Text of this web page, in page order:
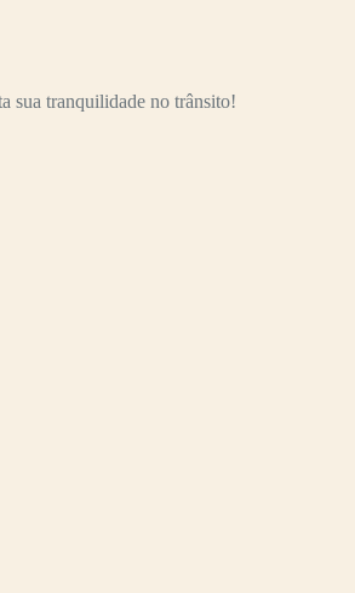
sua tranquilidade no trânsito!